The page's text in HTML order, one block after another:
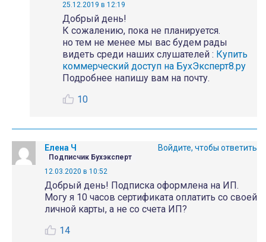
25.12.2019 в 12:19
Добрый день!
К сожалению, пока не планируется.
но тем не менее мы вас будем рады
видеть среди наших слушателей : Купить
коммерческий доступ на БухЭксперт8.ру
Подробнее напишу вам на почту.
10
Елена Ч
Подписчик Бухэксперт
12.03.2020 в 10:52
Добрый день! Подписка оформлена на ИП.
Могу я 10 часов сертификата оплатить со своей
личной карты, а не со счета ИП?
14
Войдите, чтобы ответить